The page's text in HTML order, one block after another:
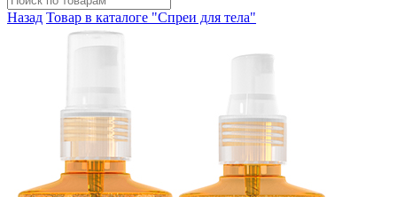
Назад Товар в каталоге "Спреи для тела"